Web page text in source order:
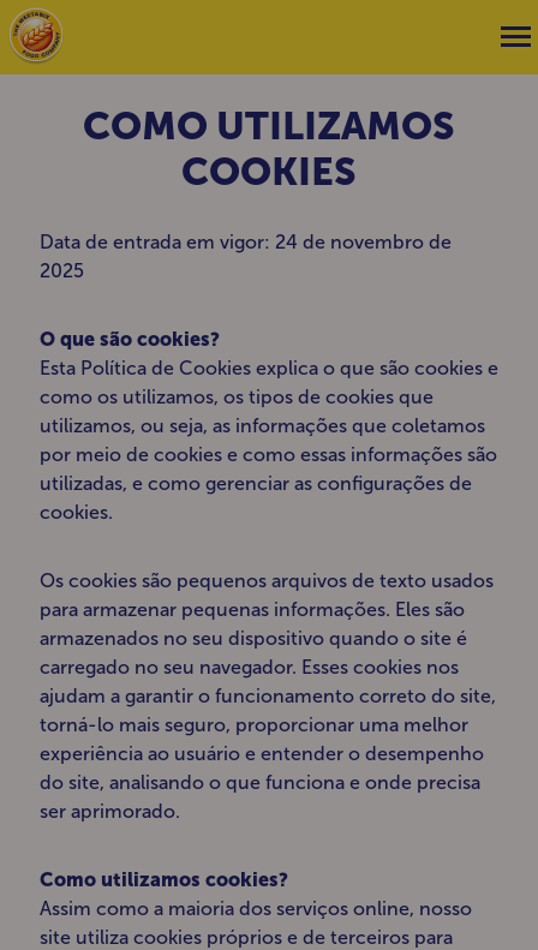
COMO UTILIZAMOS
COOKIES
Data de entrada em vigor: 24 de novembro de
2025
O que são cookies?
Esta Política de Cookies explica o que são cookies e
como os utilizamos, os tipos de cookies que
utilizamos, ou seja, as informações que coletamos
por meio de cookies e como essas informações são
utilizadas, e como gerenciar as configurações de
cookies.
Os cookies são pequenos arquivos de texto usados ​​
para armazenar pequenas informações. Eles são
armazenados no seu dispositivo quando o site é
carregado no seu navegador. Esses cookies nos
ajudam a garantir o funcionamento correto do site,
torná-lo mais seguro, proporcionar uma melhor
experiência ao usuário e entender o desempenho
do site, analisando o que funciona e onde precisa
ser aprimorado.
Como utilizamos cookies?
Assim como a maioria dos serviços online, nosso
site utiliza cookies próprios e de terceiros para